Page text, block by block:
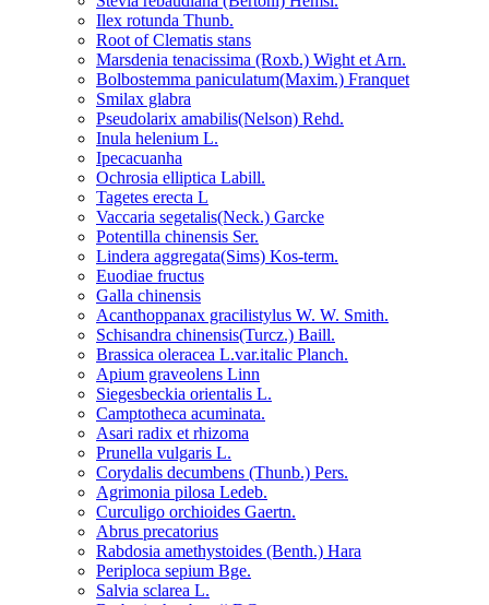
Ilex rotunda Thunb.
Root of Clematis stans
Marsdenia tenacissima (Roxb.) Wight et Arn.
Bolbostemma paniculatum(Maxim.) Franquet
Smilax glabra
Pseudolarix amabilis(Nelson) Rehd.
Inula helenium L.
Ipecacuanha
Ochrosia elliptica Labill.
Tagetes erecta L
Vaccaria segetalis(Neck.) Garcke
Potentilla chinensis Ser.
Lindera aggregata(Sims) Kos-term.
Euodiae fructus
Galla chinensis
Acanthoppanax gracilistylus W. W. Smith.
Schisandra chinensis(Turcz.) Baill.
Brassica oleracea L.var.italic Planch.
Apium graveolens Linn
Siegesbeckia orientalis L.
Camptotheca acuminata.
Asari radix et rhizoma
Prunella vulgaris L.
Corydalis decumbens (Thunb.) Pers.
Agrimonia pilosa Ledeb.
Curculigo orchioides Gaertn.
Abrus precatorius
Rabdosia amethystoides (Benth.) Hara
Periploca sepium Bge.
Salvia sclarea L.